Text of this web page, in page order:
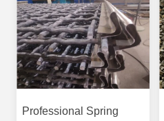
Professional Spring